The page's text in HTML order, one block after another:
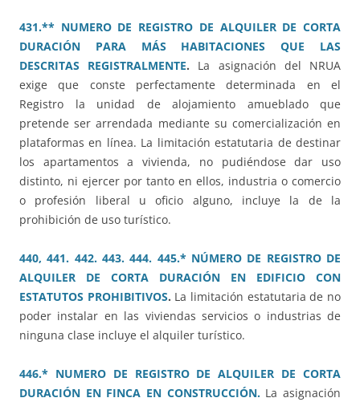
431.** NUMERO DE REGISTRO DE ALQUILER DE CORTA
DURACIÓN PARA MÁS HABITACIONES QUE LAS
DESCRITAS REGISTRALMENTE. La asignación del NRUA
exige que conste perfectamente determinada en el
Registro la unidad de alojamiento amueblado que
pretende ser arrendada mediante su comercialización en
plataformas en línea. La limitación estatutaria de destinar
los apartamentos a vivienda, no pudiéndose dar uso
distinto, ni ejercer por tanto en ellos, industria o comercio
o profesión liberal u oficio alguno, incluye la de la
prohibición de uso turístico.
440, 441. 442. 443. 444. 445.* NÚMERO DE REGISTRO DE
ALQUILER DE CORTA DURACIÓN EN EDIFICIO CON
ESTATUTOS PROHIBITIVOS. La limitación estatutaria de no
poder instalar en las viviendas servicios o industrias de
ninguna clase incluye el alquiler turístico.
446.* NUMERO DE REGISTRO DE ALQUILER DE CORTA
DURACIÓN EN FINCA EN CONSTRUCCIÓN.La asignación